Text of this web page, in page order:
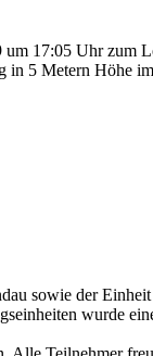
17:05 Uhr zum
in 5 Metern Höhe
sowie der
wurde